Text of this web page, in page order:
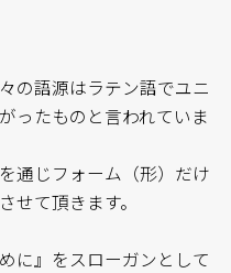
の語源はラテン語でユニ
ったものと言われていま
通じフォーム（形）だけ
せて頂きます。
に』をスローガンとして